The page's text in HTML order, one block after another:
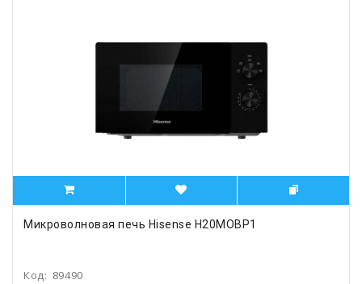
Микроволновая печь Hisense H20MOBP1
Код: 89490